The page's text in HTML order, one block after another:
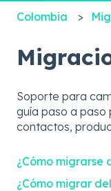
Colombia
Soporte para
guía paso a
contactos,
¿Cómo migrarse
¿Cómo migrar